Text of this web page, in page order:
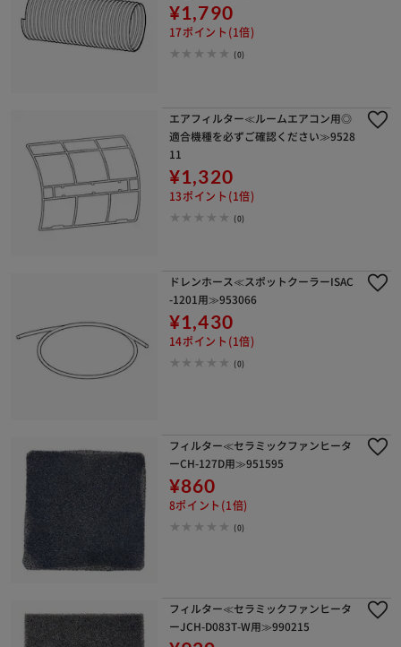
¥1,790
17ポイント(1倍)
(0)
エアフィルター≪ルームエアコン用◎
適合機種を必ずご確認ください≫9528
11
¥1,320
13ポイント(1倍)
(0)
ドレンホース≪スポットクーラーISAC
-1201用≫953066
¥1,430
14ポイント(1倍)
(0)
フィルター≪セラミックファンヒータ
ーCH-127D用≫951595
¥860
8ポイント(1倍)
(0)
フィルター≪セラミックファンヒータ
ーJCH-D083T-W用≫990215